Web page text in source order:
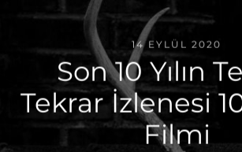
14 EYLÜL 2020
Son 10 Yılın
Tekrar İzlenesi
Filmi